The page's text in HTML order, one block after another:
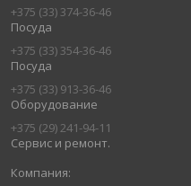
+375 (33) 374-36-46
Посуда
+375 (33) 354-36-46
Посуда
+375 (33) 913-36-46
Оборудование
+375 (29) 241-94-11
Сервис и ремонт.